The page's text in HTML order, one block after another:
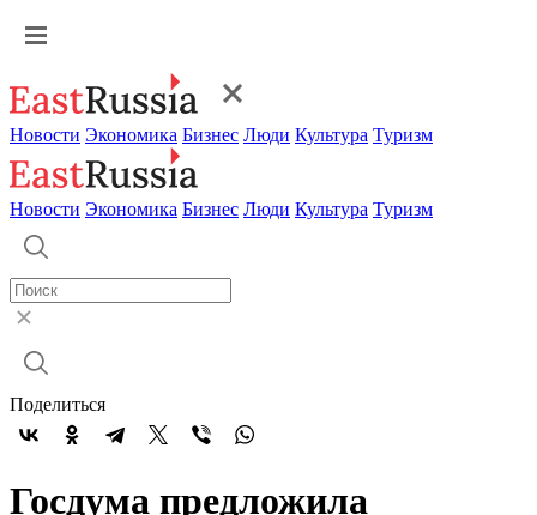
Новости Экономика Бизнес Люди Культура Туризм
Новости Экономика Бизнес Люди Культура Туризм
Поделиться
Госдума предложила